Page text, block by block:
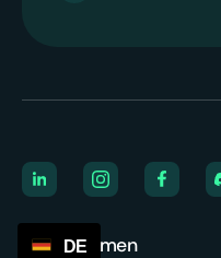
Unternehmen
DE